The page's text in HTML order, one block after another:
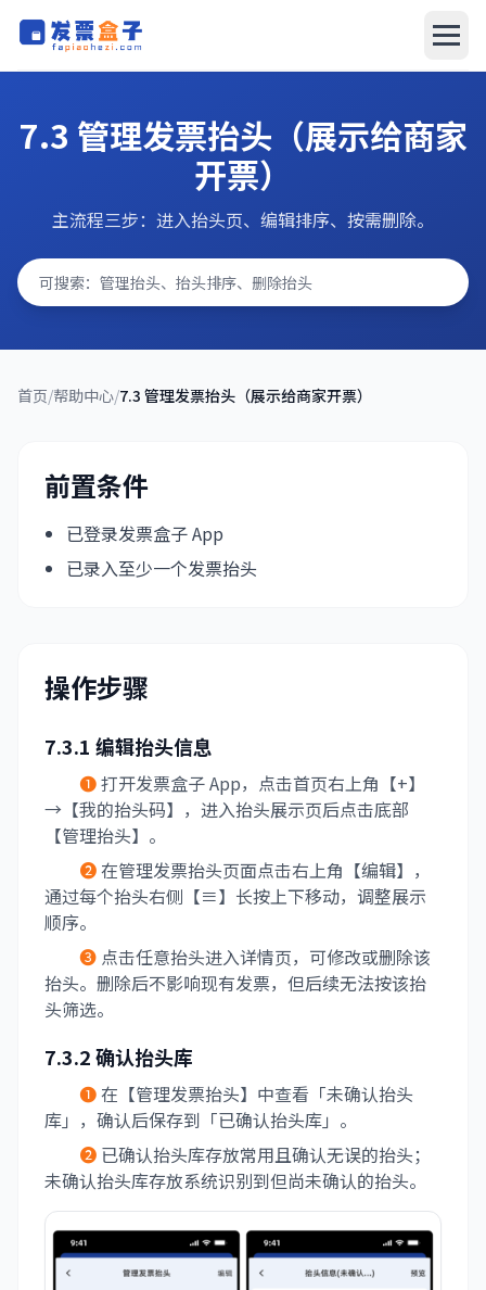
文档中心
搜索问题
7.3 管理发票抬头（展示给商家
开票）
主流程三步：进入抬头页、编辑排序、按需删除。
首页/帮助中心/7.3 管理发票抬头（展示给商家开票）
前置条件
已登录发票盒子 App
已录入至少一个发票抬头
操作步骤
7.3.1 编辑抬头信息
❶打开发票盒子 App，点击首页右上角【+】
→【我的抬头码】，进入抬头展示页后点击底部
【管理抬头】。
❷在管理发票抬头页面点击右上角【编辑】，
通过每个抬头右侧【≡】长按上下移动，调整展示
顺序。
❸ 点击任意抬头进入详情页，可修改或删除该
抬头。删除后不影响现有发票，但后续无法按该抬
头筛选。
7.3.2 确认抬头库
❶在【管理发票抬头】中查看「未确认抬头
库」，确认后保存到「已确认抬头库」。
❷ 已确认抬头库存放常用且确认无误的抬头；
未确认抬头库存放系统识别到但尚未确认的抬头。